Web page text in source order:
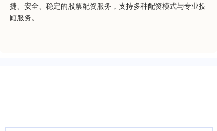
捷、安全、稳定的股票配资服务，支持多种配资模式与专业投
顾服务。